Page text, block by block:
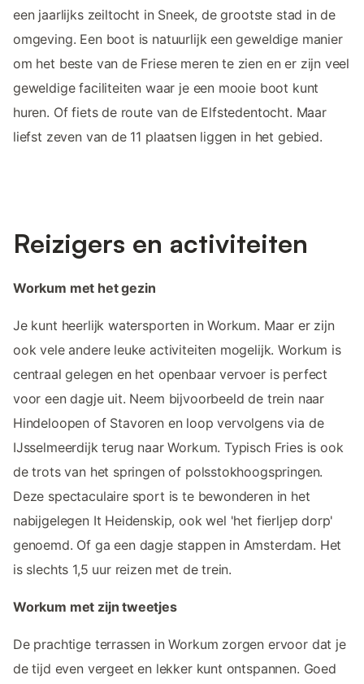
een jaarlijks zeiltocht in Sneek, de grootste stad in de
omgeving. Een boot is natuurlijk een geweldige manier
om het beste van de Friese meren te zien en er zijn veel
geweldige faciliteiten waar je een mooie boot kunt
huren. Of fiets de route van de Elfstedentocht. Maar
liefst zeven van de 11 plaatsen liggen in het gebied.
Reizigers en activiteiten
Workum met het gezin
Je kunt heerlijk watersporten in Workum. Maar er zijn
ook vele andere leuke activiteiten mogelijk. Workum is
centraal gelegen en het openbaar vervoer is perfect
voor een dagje uit. Neem bijvoorbeeld de trein naar
Hindeloopen of Stavoren en loop vervolgens via de
IJsselmeerdijk terug naar Workum. Typisch Fries is ook
de trots van het springen of polsstokhoogspringen.
Deze spectaculaire sport is te bewonderen in het
nabijgelegen It Heidenskip, ook wel 'het fierljep dorp'
genoemd. Of ga een dagje stappen in Amsterdam. Het
is slechts 1,5 uur reizen met de trein.
Workum met zijn tweetjes
De prachtige terrassen in Workum zorgen ervoor dat je
de tijd even vergeet en lekker kunt ontspannen. Goed